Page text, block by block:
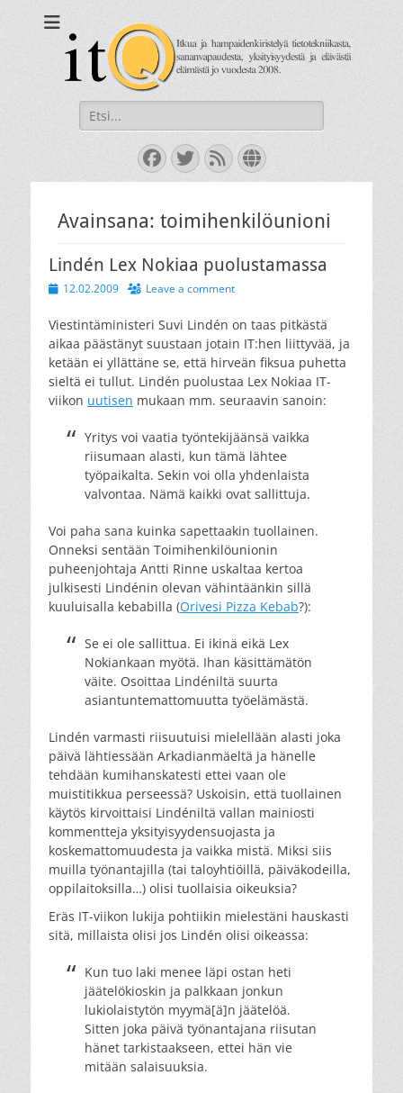
Itkua ja hammastenkiristelyä jo vuodesta 2008.
Search
for:
Facebook
Twitter
FeedWebsite
Avainsana: toimihenkilöunioni
Lindén Lex Nokiaa puolustamassa
Posted12.02.2009 Leave a comment
Viestintäministeri Suvi Lindén on taas pitkästä
aikaa päästänyt suustaan jotain IT:hen liittyvää, ja
ketään ei yllättäne se, että hirveän fiksua puhetta
sieltä ei tullut. Lindén puolustaa Lex Nokiaa IT-
viikon uutisen mukaan mm. seuraavin sanoin:
Yritys voi vaatia työntekijäänsä vaikka
riisumaan alasti, kun tämä lähtee
työpaikalta. Sekin voi olla yhdenlaista
valvontaa. Nämä kaikki ovat sallittuja.
Voi paha sana kuinka sapettaakin tuollainen.
Onneksi sentään Toimihenkilöunionin
puheenjohtaja Antti Rinne uskaltaa kertoa
julkisesti Lindénin olevan vähintäänkin sillä
kuuluisalla kebabilla (Orivesi Pizza Kebab?):
Se ei ole sallittua. Ei ikinä eikä Lex
Nokiankaan myötä. Ihan käsittämätön
väite. Osoittaa Lindéniltä suurta
asiantuntemattomuutta työelämästä.
Lindén varmasti riisuutuisi mielellään alasti joka
päivä lähtiessään Arkadianmäeltä ja hänelle
tehdään kumihanskatesti ettei vaan ole
muistitikkua perseessä? Uskoisin, että tuollainen
käytös kirvoittaisi Lindéniltä vallan mainiosti
kommentteja yksityisyydensuojasta ja
koskemattomuudesta ja vaikka mistä. Miksi siis
muilla työnantajilla (tai taloyhtiöillä, päiväkodeilla,
oppilaitoksilla…) olisi tuollaisia oikeuksia?
Eräs IT-viikon lukija pohtiikin mielestäni hauskasti
sitä, millaista olisi jos Lindén olisi oikeassa:
Kun tuo laki menee läpi ostan heti
jäätelökioskin ja palkkaan jonkun
lukiolaistytön myymä[ä]n jäätelöä.
Sitten joka päivä työnantajana riisutan
hänet tarkistaakseen, ettei hän vie
mitään salaisuuksia.